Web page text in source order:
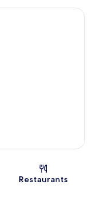
Restaurants